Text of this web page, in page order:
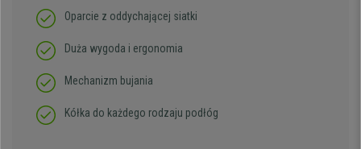
Oparcie z oddychającej siatki
Duża wygoda i ergonomia
Mechanizm bujania
Kółka do każdego rodzaju podłóg